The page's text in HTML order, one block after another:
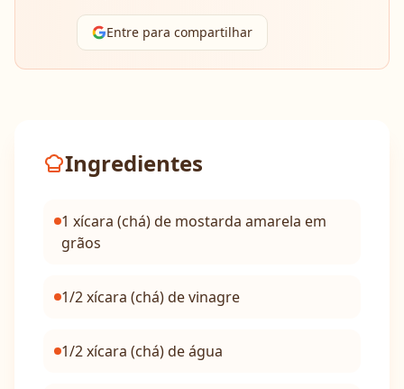
Entre para compartilhar
Ingredientes
1 xícara (chá) de mostarda amarela em
grãos
1/2 xícara (chá) de vinagre
1/2 xícara (chá) de água